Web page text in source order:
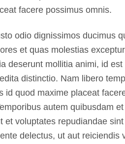
facere possimus omnis.
odio dignissimos ducimus
et quas molestias
deserunt mollitia animi, id
distinctio. Nam libero
id quod maxime placeat
autem quibusdam
et voluptates repudiandae
delectus, ut aut reiciendis